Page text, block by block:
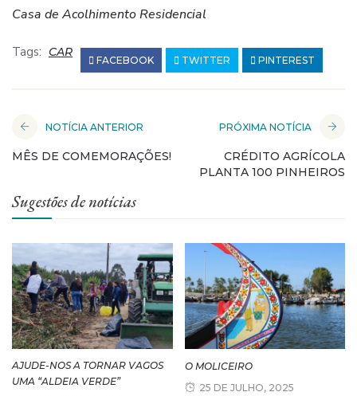
Casa de Acolhimento Residencial
Tags: CAR
FACEBOOK TWITTER PINTEREST
NOTÍCIA ANTERIOR
MÊS DE COMEMORAÇÕES!
PRÓXIMA NOTÍCIA
CRÉDITO AGRÍCOLA
PLANTA 100 PINHEIROS
Sugestões de notícias
AJUDE-NOS A TORNAR VAGOS
UMA “ALDEIA VERDE”
O MOLICEIRO
25 DE JULHO, 2025